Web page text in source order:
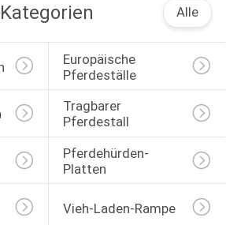
Alle
Europäische
Pferdeställe
Tragbarer
Pferdestall
Pferdehürden-
Platten
Vieh-Laden-Rampe